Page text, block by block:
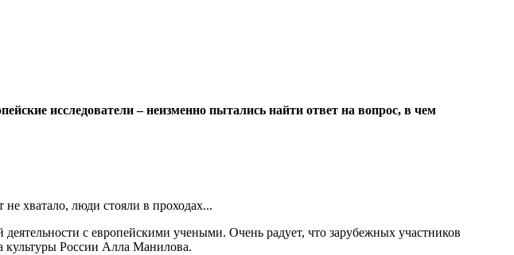
исследователи – неизменно пытались найти ответ на вопрос, в чем
хватало, люди стояли в проходах...
с европейскими учеными. Очень радует, что зарубежных участников
культуры России Алла Манилова.